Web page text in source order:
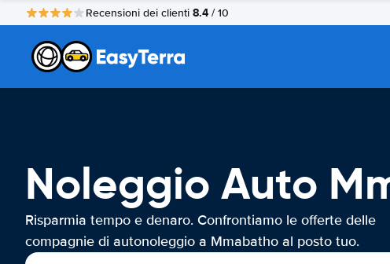
Recensioni dei clienti 8.4 / 10
Noleggio Auto
Risparmia tempo e denaro. Confrontiamo le offerte delle
compagnie di autonoleggio a Mmabatho al posto tuo.